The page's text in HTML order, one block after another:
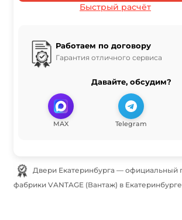
Быстрый расчёт
Работаем по договору
Гарантия отличного сервиса
Давайте, обсудим?
MAX Telegram
фабрики VANTAGE (Вантаж) в Екатеринбурге